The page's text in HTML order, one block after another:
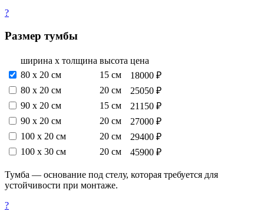
?
Размер тумбы
ширина х толщина высота цена
80 х 20 см
15 см
18000 ₽
80 х 20 см
20 см
25050 ₽
90 х 20 см
15 см
21150 ₽
90 х 20 см
20 см
27000 ₽
100 х 20 см
20 см
29400 ₽
100 х 30 см
20 см 45900 ₽
Тумба — основание под стелу, которая требуется для
устойчивости при монтаже.
?